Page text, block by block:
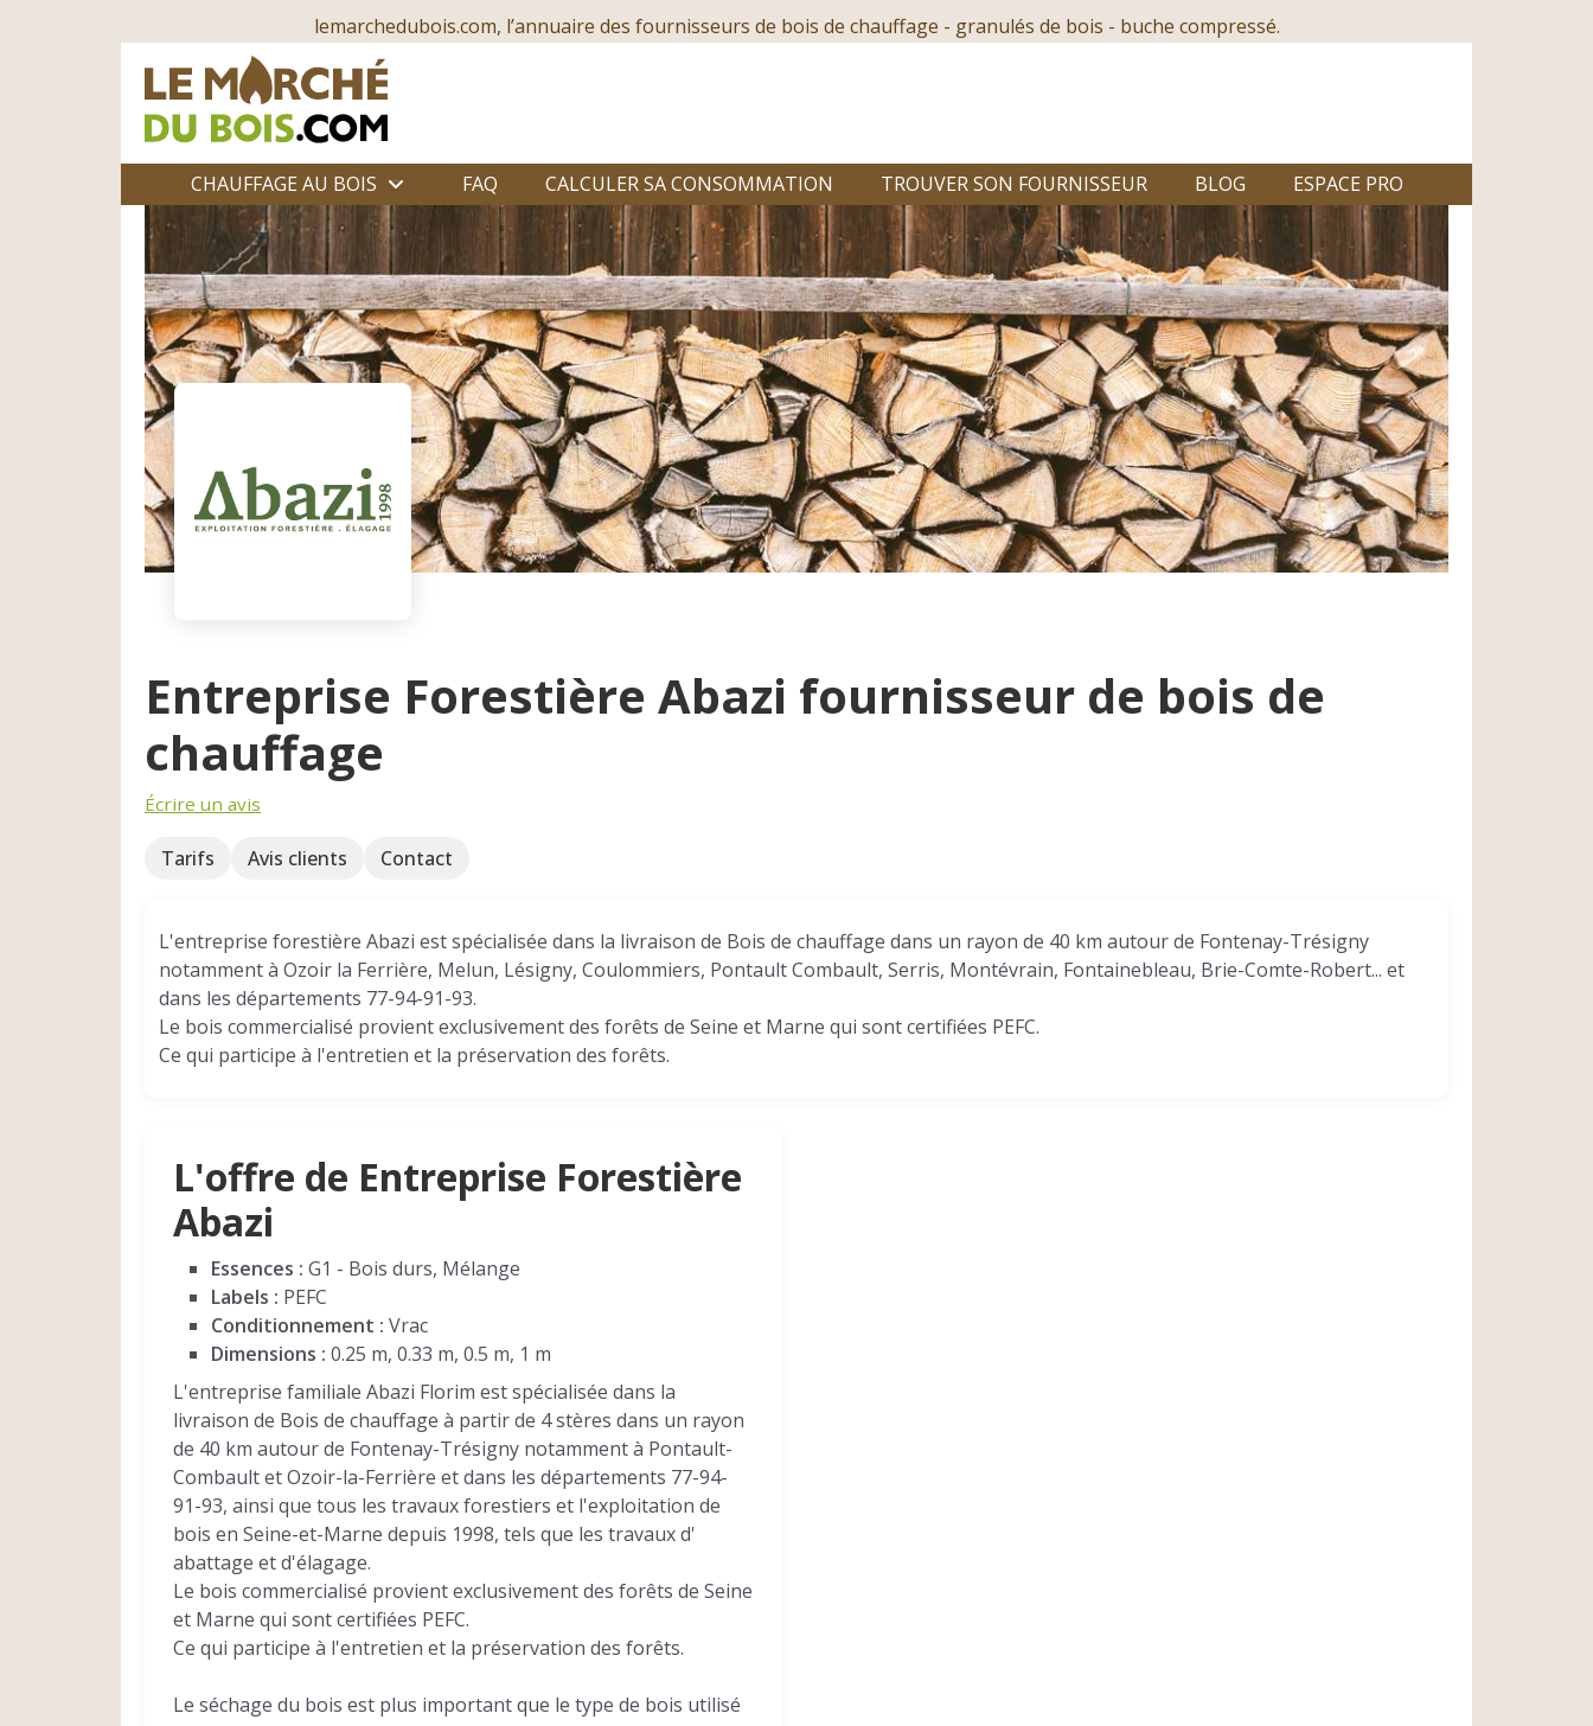
lemarchedubois.com, l’annuaire des fournisseurs de bois de chauffage - granulés de bois - buche compressé.
CHAUFFAGE AU BOIS FAQ CALCULER SA CONSOMMATION TROUVER SON FOURNISSEUR BLOG ESPACE PRO
Entreprise Forestière Abazi fournisseur de bois de
chauffage
Écrire un avis
Tarifs Avis clients Contact
L'entreprise forestière Abazi est spécialisée dans la livraison de Bois de chauffage dans un rayon de 40 km autour de Fontenay-Trésigny
notamment à Ozoir la Ferrière, Melun, Lésigny, Coulommiers, Pontault Combault, Serris, Montévrain, Fontainebleau, Brie-Comte-Robert... et
dans les départements 77-94-91-93.
Le bois commercialisé provient exclusivement des forêts de Seine et Marne qui sont certifiées PEFC.
Ce qui participe à l'entretien et la préservation des forêts.
L'offre de Entreprise Forestière
Abazi
Essences : G1 - Bois durs, Mélange
Labels : PEFC
Conditionnement : Vrac
Dimensions : 0.25 m, 0.33 m, 0.5 m, 1 m
L'entreprise familiale Abazi Florim est spécialisée dans la
livraison de Bois de chauffage à partir de 4 stères dans un rayon
de 40 km autour de Fontenay-Trésigny notamment à Pontault-
Combault et Ozoir-la-Ferrière et dans les départements 77-94-
91-93, ainsi que tous les travaux forestiers et l'exploitation de
bois en Seine-et-Marne depuis 1998, tels que les travaux d'
abattage et d'élagage.
Le bois commercialisé provient exclusivement des forêts de Seine
et Marne qui sont certifiées PEFC.
Ce qui participe à l'entretien et la préservation des forêts.
Le séchage du bois est plus important que le type de bois utilisé